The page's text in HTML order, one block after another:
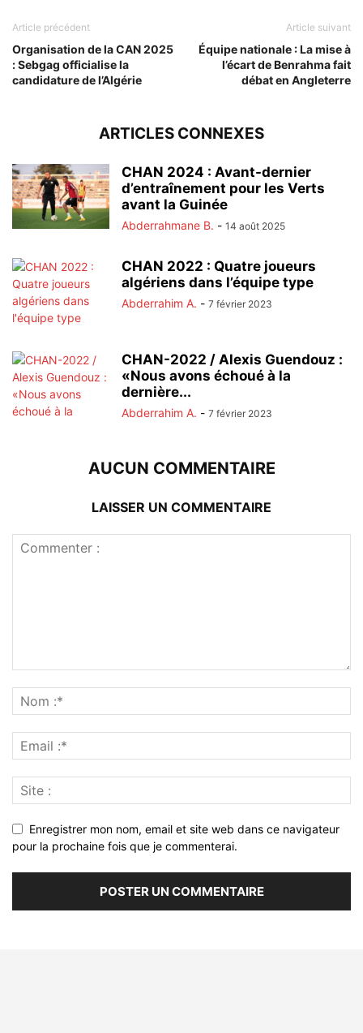
Article précédent
Organisation de la CAN 2025
: Sebgag officialise la
candidature de l’Algérie
Article suivant
Équipe nationale : La mise à
l’écart de Benrahma fait
débat en Angleterre
ARTICLES CONNEXES
CHAN 2024 : Avant-dernier
d’entraînement pour les Verts
avant la Guinée
Abderrahmane B. - 14 août 2025
CHAN 2022 : Quatre joueurs
algériens dans l’équipe type
Abderrahim A. - 7 février 2023
CHAN-2022 / Alexis Guendouz :
«Nous avons échoué à la
dernière...
Abderrahim A. - 7 février 2023
AUCUN COMMENTAIRE
LAISSER UN COMMENTAIRE
Enregistrer mon nom, email et site web dans ce navigateur
pour la prochaine fois que je commenterai.